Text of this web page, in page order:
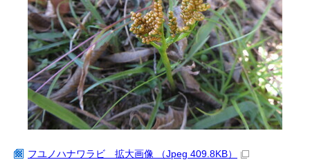
フユノハナワラビ 拡大画像 （Jpeg 409.8KB）